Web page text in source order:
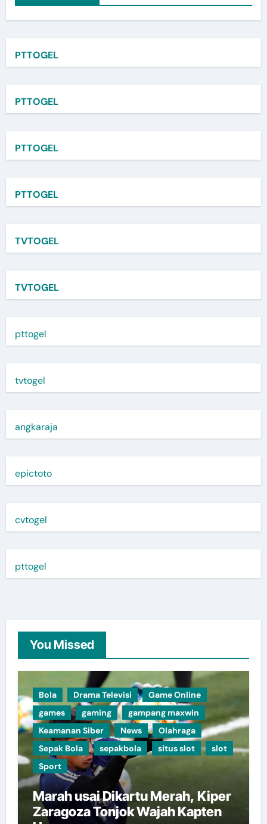
PTTOGEL
PTTOGEL
PTTOGEL
PTTOGEL
TVTOGEL
TVTOGEL
pttogel
tvtogel
angkaraja
epictoto
cvtogel
pttogel
You Missed
Bola Drama Televisi
Game Online
games
gaming
gampang maxwin
Keamanan Siber
News
Olahraga
Sepak Bola
sepakbola situs slot
slot
Sport
Marah usai Dikartu Merah, Kiper
Zaragoza Tonjok Wajah Kapten